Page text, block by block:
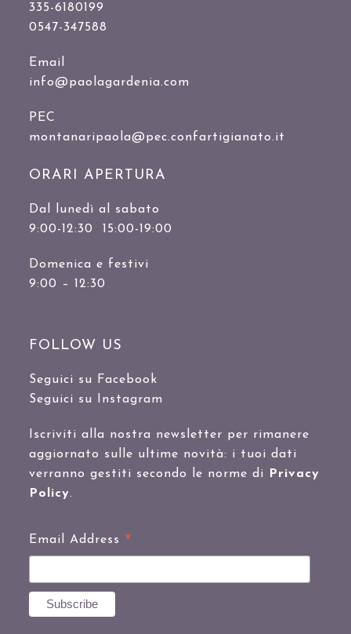
335-6180199
0547-347588
Email
info@paolagardenia.com
PEC
montanaripaola@pec.confartigianato.it
ORARI APERTURA
Dal lunedì al sabato
9:00-12:30 15:00-19:00
Domenica e festivi
9:00 – 12:30
FOLLOW US
Seguici su Facebook
Seguici su Instagram
Iscriviti alla nostra newsletter per rimanere
aggiornato sulle ultime novità: i tuoi dati
verranno gestiti secondo le norme di
Privacy
Policy.
Email Address *